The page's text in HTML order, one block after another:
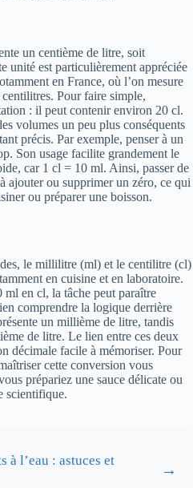
un centième de litre, soit
unité est particulièrement appréciée
en France, où l’on mesure
Pour faire simple,
: il peut contenir environ 20 cl.
volumes un peu plus conséquents
précis. Par exemple, penser à un
Son usage facilite grandement le
car 1 cl = 10 ml. Ainsi, passer de
ajouter ou supprimer un zéro, ce qui
ou préparer une boisson.
le millilitre (ml) et le centilitre (cl)
en cuisine et en laboratoire.
en cl, la tâche peut paraître
comprendre la logique derrière
un millième de litre, tandis
de litre. Le lien entre ces deux
décimale facile à mémoriser. Pour
cette conversion vous
prépariez une sauce délicate ou
scientifique.
à l’eau : astuces et
→